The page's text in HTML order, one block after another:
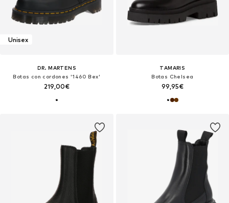
Unisex
DR. MARTENS
Botas con cordones '1460 Bex'
219,00€
TAMARIS
Botas Chelsea
99,95€